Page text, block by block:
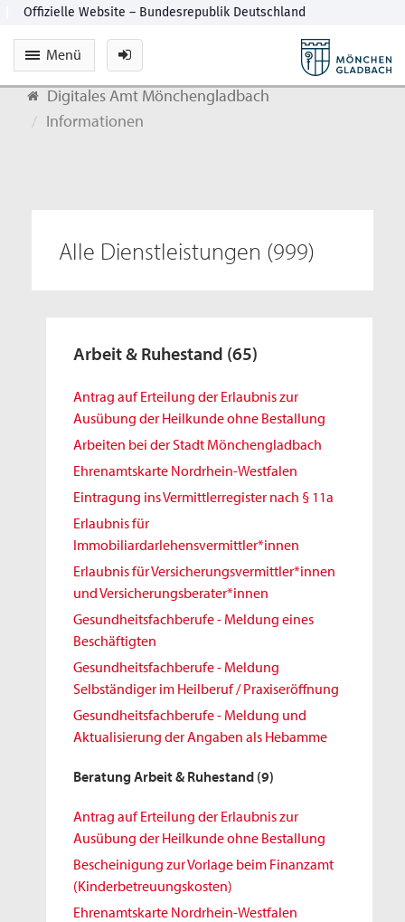
Menü
Digitales Amt Mönchengladbach
Informationen
Alle Dienstleistungen (999)
Arbeit & Ruhestand (65)
Antrag auf Erteilung der Erlaubnis zur
Ausübung der Heilkunde ohne Bestallung
Arbeiten bei der Stadt Mönchengladbach
Ehrenamtskarte Nordrhein-Westfalen
Eintragung ins Vermittlerregister nach § 11a
Erlaubnis für
Immobiliardarlehensvermittler*innen
Erlaubnis für Versicherungsvermittler*innen
und Versicherungsberater*innen
Gesundheitsfachberufe - Meldung eines
Beschäftigten
Gesundheitsfachberufe - Meldung
Selbständiger im Heilberuf / Praxiseröffnung
Gesundheitsfachberufe - Meldung und
Aktualisierung der Angaben als Hebamme
Beratung Arbeit & Ruhestand (9)
Antrag auf Erteilung der Erlaubnis zur
Ausübung der Heilkunde ohne Bestallung
Bescheinigung zur Vorlage beim Finanzamt
(Kinderbetreuungskosten)
Ehrenamtskarte Nordrhein-Westfalen